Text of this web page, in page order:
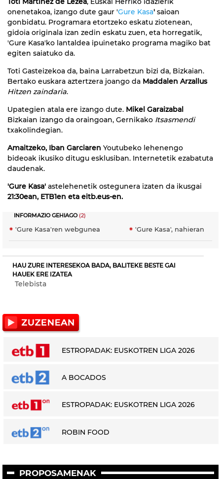
onenetakoa, izango dute gaur 'Gure Kasa' saioan
gonbidatu. Programara etortzeko eskatu ziotenean,
gidoia originala izan zedin eskatu zuen, eta horregatik,
'Gure Kasa'ko lantaldea ipuinetako programa magiko bat
egiten saiatuko da.
Toti Gasteizekoa da, baina Larrabetzun bizi da, Bizkaian.
Bertako euskara aztertzera joango da Maddalen Arzallus
Hitzen zaindaria.
Upategien atala ere izango dute. Mikel Garaizabal
Bizkaian izango da oraingoan, Gernikako Itsasmendi
txakolindegian.
Amaitzeko, Iban Garciaren Youtubeko lehenengo
bideoak ikusiko ditugu esklusiban. Internetetik ezabatuta
daudenak.
'Gure Kasa' astelehenetik ostegunera izaten da ikusgai
21:30ean, ETB1en eta eitb.eus-en.
INFORMAZIO GEHIAGO(2)
'Gure Kasa'ren webgunea 'Gure Kasa', nahieran
HAU ZURE INTERESEKOA BADA, BALITEKE BESTE GAI
HAUEK ERE IZATEA
Telebista
ESTROPADAK: EUSKOTREN LIGA 2026
A BOCADOS
ESTROPADAK: EUSKOTREN LIGA 2026
ROBIN FOOD
PROPOSAMENAK